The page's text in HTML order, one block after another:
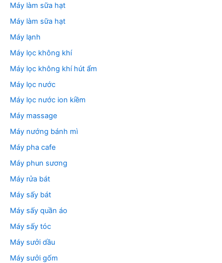
Máy làm sữa hạt
Máy làm sữa hạt
Máy lạnh
Máy lọc không khí
Máy lọc không khí hút ẩm
Máy lọc nước
Máy lọc nước ion kiềm
Máy massage
Máy nướng bánh mì
Máy pha cafe
Máy phun sương
Máy rửa bát
Máy sấy bát
Máy sấy quần áo
Máy sấy tóc
Máy sưởi dầu
Máy sưởi gốm